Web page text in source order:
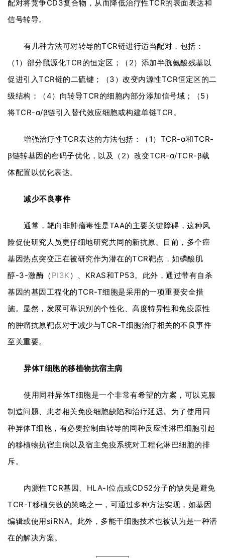
配对将竞争CD3复合物，从而降低治疗性TCR的表面表达和
信号转导。
有几种方法可对转导的TCR链进行适当配对，包括：
（1）部分鼠源化TCR的恒定区；（2）添加半胱氨酸残基以
促进引入TCR链的二硫键；（3）改变内源性TCR恒定区的二
级结构；（4）向转导TCR的细胞内部分添加信号域；（5）
将TCR-α/β链引入替代效应细胞或构建单链TCR。
增强治疗性TCR表达的方法包括：（1）TCR-α和TCR-
β链转基因的密码子优化，以及（2）改变TCR-α/TCR-β载
体配置以优化表达。
减少不良事件
通常，靶向非肿瘤毒性是TAA的主要关键障碍，这种风
险促使研究人员更仔细地研究共同的新抗原。目前，多个癌
基因热点突变正在被研究作为潜在的TCR靶点，如磷酸肌
醇-3-激酶（ PI3K ）、KRAS和TP53。此外，通过带有自杀
基因的基因工程化的TCR-T细胞是采用的一项重要安全措
施。显然，发展可靠识别的个性化、高度特异性和免疫原性
的肿瘤抗原靶点对于减少与TCR-T细胞治疗相关的不良事件
至关重要。
异体T细胞的移植物抗宿主病
使用同种异体T细胞是一个非常有希望的方案，可以克服
制造问题、患者相关免疫细胞缺陷和治疗延迟。为了使用同
种异体T细胞，有必要控制由转导的同种反应性淋巴细胞引起
的移植物抗宿主病以及宿主免疫系统对工程化淋巴细胞的排
斥。
内源性TCR基因、HLA-I位点或CD52分子的缺失是避免
TCR-T移植失败的策略之一，可通过多种方法实现，如基因
编辑或使用siRNA。此外，多能干细胞技术也被认为是一种潜
在的解决方案。